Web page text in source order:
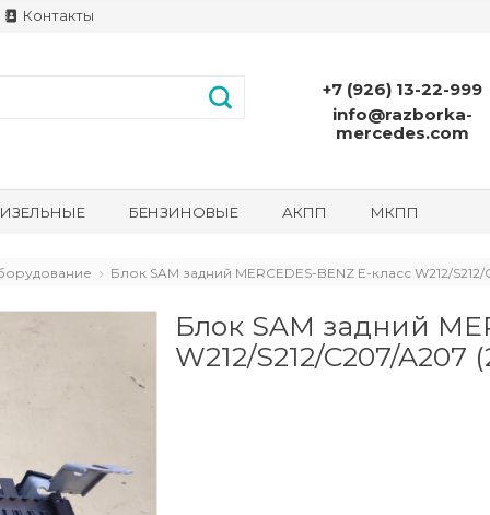
Контакты
+7 (926) 13-22-999
info@razborka-
mercedes.com
БЕНЗИНОВЫЕ АКПП МКПП
Блок SAM задний MERCEDES-BENZ E-класс W212/
Блок SAM задний
W212/S212/C207/A207